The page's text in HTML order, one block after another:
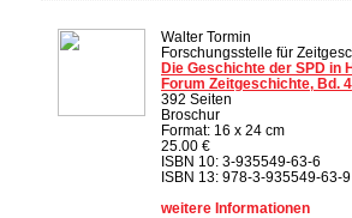
Walter Tormin
Forschungsstelle für
Die Geschichte der SPD in
Forum Zeitgeschichte, Bd. 4
392 Seiten
Broschur
Format: 16 x 24 cm
25.00 €
ISBN 10: 3-935549-63-6
ISBN 13: 978-3-935549-63-9
weitere Informationen